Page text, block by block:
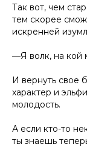
Так вот, чем
тем скорее
искренней
—Я волк, на кой
И вернуть свое
характер и
молодость.
А если кто-то
ты знаешь